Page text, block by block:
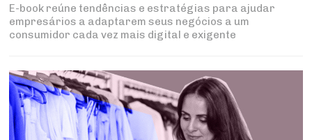
E-book reúne tendências e estratégias para ajudar
empresários a adaptarem seus negócios a um
consumidor cada vez mais digital e exigente